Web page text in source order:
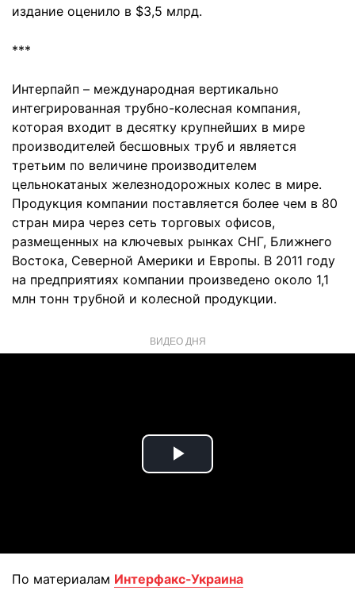
издание оценило в $3,5 млрд.
***
Интерпайп – международная вертикально
интегрированная трубно-колесная компания,
которая входит в десятку крупнейших в мире
производителей бесшовных труб и является
третьим по величине производителем
цельнокатаных железнодорожных колес в мире.
Продукция компании поставляется более чем в 80
стран мира через сеть торговых офисов,
размещенных на ключевых рынках СНГ, Ближнего
Востока, Северной Америки и Европы. В 2011 году
на предприятиях компании произведено около 1,1
млн тонн трубной и колесной продукции.
ВИДЕО ДНЯ
Play
По материалам Интерфакс-Украина